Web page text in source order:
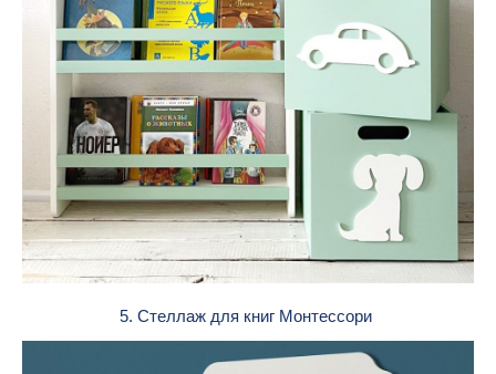
5. Стеллаж для книг Монтессори